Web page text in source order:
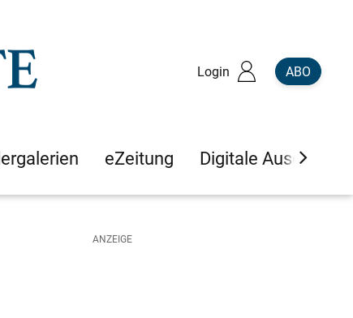
Login ABO
eZeitung Digitale Ausgaben